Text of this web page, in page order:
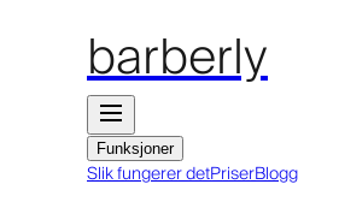
barberly
Funksjoner
Slik fungerer detPriserBlogg